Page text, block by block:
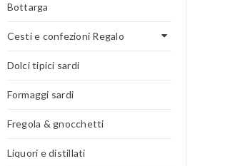
Bottarga
Cesti e confezioni Regalo
Dolci tipici sardi
Formaggi sardi
Fregola & gnocchetti
Liquori e distillati